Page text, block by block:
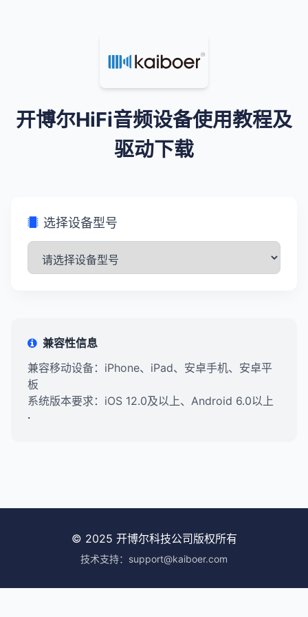
开博尔HiFi音频设备使用教程及
驱动下载
选择设备型号
兼容性信息
兼容移动设备：iPhone、iPad、安卓手机、安卓平
板
系统版本要求：iOS 12.0及以上、Android 6.0以上
·
© 2025 开博尔科技公司版权所有
技术支持：support@kaiboer.com